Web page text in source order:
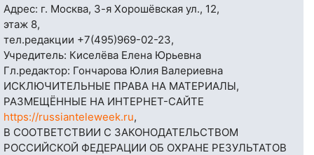
Адрес: г. Москва, 3-я Хорошёвская ул., 12,
этаж 8,
тел.редакции +7(495)969-02-23,
Учредитель: Киселёва Елена Юрьевна
Гл.редактор: Гончарова Юлия Валериевна
ИСКЛЮЧИТЕЛЬНЫЕ ПРАВА НА МАТЕРИАЛЫ,
РАЗМЕЩЁННЫЕ НА ИНТЕРНЕТ-САЙТЕ
https://russianteleweek.ru,
В СООТВЕТСТВИИ С ЗАКОНОДАТЕЛЬСТВОМ
РОССИЙСКОЙ ФЕДЕРАЦИИ ОБ ОХРАНЕ РЕЗУЛЬТАТОВ